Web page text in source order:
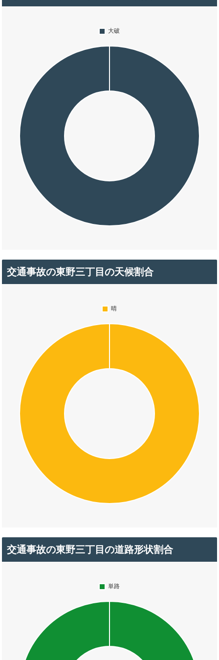
交通事故の東野三丁目の天候割合
交通事故の東野三丁目の道路形状割合